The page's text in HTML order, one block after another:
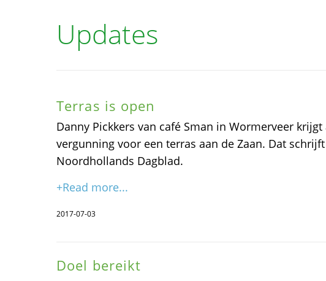
Updates
Terras is open
Danny Pickkers van café Sman in Wormerveer krijgt
vergunning voor een terras aan de Zaan. Dat
Noordhollands Dagblad.
+Read more...
2017-07-03
Doel bereikt